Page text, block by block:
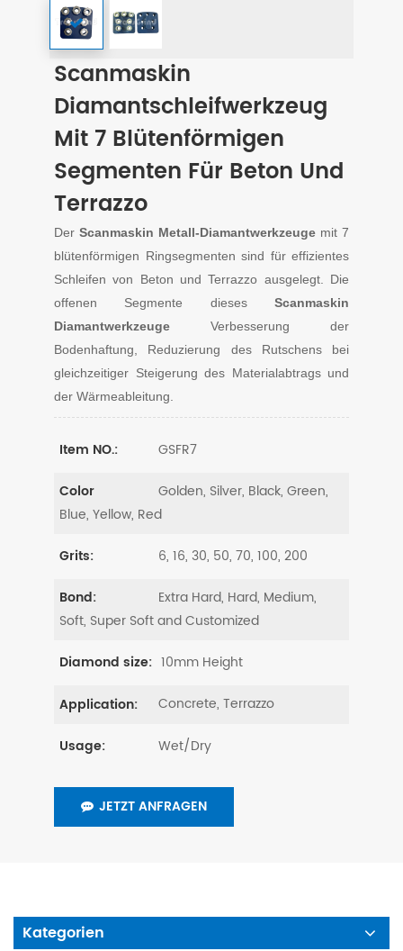
Scanmaskin
Diamantschleifwerkzeug
Mit 7 Blütenförmigen
Segmenten Für Beton Und
Terrazzo
Der Scanmaskin Metall-Diamantwerkzeuge mit 7
blütenförmigen Ringsegmenten sind für effizientes
Schleifen von Beton und Terrazzo ausgelegt. Die
offenen Segmente dieses Scanmaskin
Diamantwerkzeuge Verbesserung der
Bodenhaftung, Reduzierung des Rutschens bei
gleichzeitiger Steigerung des Materialabtrags und
der Wärmeableitung.
Item NO.: GSFR7
Color
Golden, Silver, Black, Green,
Blue, Yellow, Red
Grits: 6, 16, 30, 50, 70, 100, 200
Bond:
Extra Hard, Hard, Medium,
Soft, Super Soft and Customized
Diamond size: 10mm Height
Application: Concrete, Terrazzo
Usage: Wet/Dry
JETZT ANFRAGEN
Kategorien